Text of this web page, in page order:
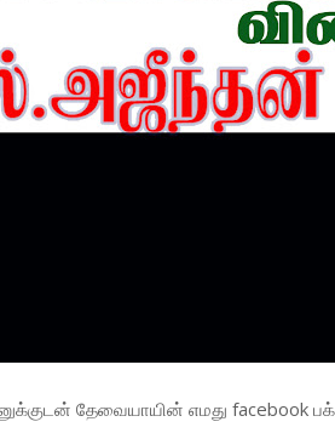
தேவையாயின் எமது facebook